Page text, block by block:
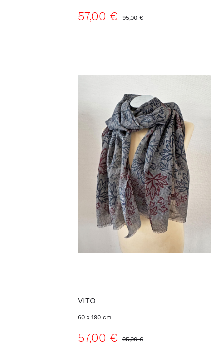
57,00 € 95,00 €
VITO
60 x 190 cm
57,00 € 95,00 €